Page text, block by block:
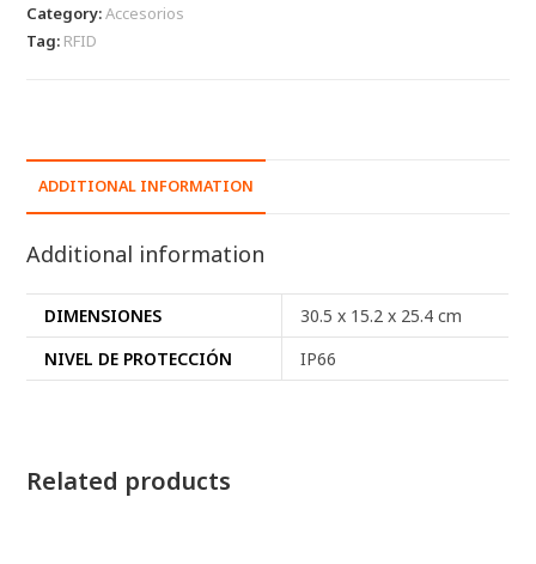
Category:Accesorios
Tag: RFID
ADDITIONAL INFORMATION
Additional information
DIMENSIONES
30.5 x 15.2 x 25.4 cm
NIVEL DE PROTECCIÓN
IP66
Related products